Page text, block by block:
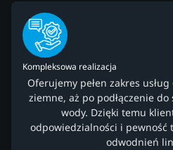
Kompleksowa realizacja
Oferujemy pełen zakres
ziemne, aż po podłączenie
wody. Dzięki temu
odpowiedzialności i pewność
odwodnień